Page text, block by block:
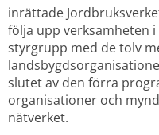
inrättade
följa upp verksamheten
styrgrupp med de tolv
slutet av den förra
organisationer och
nätverket.